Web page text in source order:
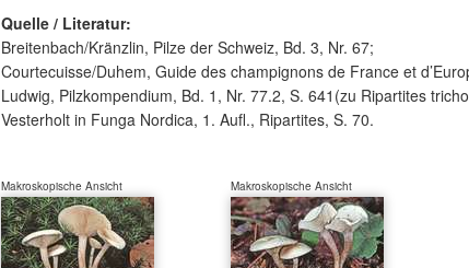
Quelle / Literatur:
Breitenbach/Kränzlin, Pilze der Schweiz, Bd. 3, Nr. 67;
Courtecuisse/Duhem, Guide des champignons de France et
Ludwig, Pilzkompendium, Bd. 1, Nr. 77.2, S. 641(zu Ripartites
Vesterholt in Funga Nordica, 1. Aufl., Ripartites, S. 70.
Makroskopische Ansicht Makroskopische Ansicht